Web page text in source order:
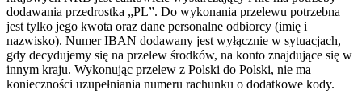
dodawania przedrostka „PL”. Do wykonania przelewu potrzebna
jest tylko jego kwota oraz dane personalne odbiorcy (imię i
nazwisko). Numer IBAN dodawany jest wyłącznie w sytuacjach,
gdy decydujemy się na przelew środków, na konto znajdujące się w
innym kraju. Wykonując przelew z Polski do Polski, nie ma
konieczności uzupełniania numeru rachunku o dodatkowe kody.